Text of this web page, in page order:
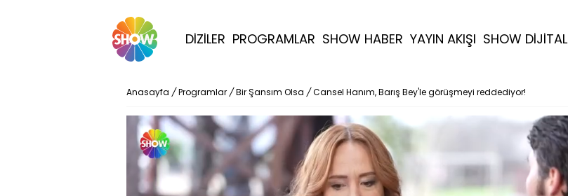
DİZİLER PROGRAMLAR SHOW HABER YAYIN AKIŞI SHOW DİJİTAL
Anasayfa / Programlar / Bir Şansım Olsa / Cansel Hanım, Barış Bey'le görüşmeyi reddediyor!